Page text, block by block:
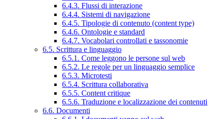
6.4.3. Flussi di interazione
6.4.4. Sistemi di navigazione
6.4.5. Tipologie di contenuto (content type)
6.4.6. Ontologie e standard
6.4.7. Vocabolari controllati e tassonomie
6.5. Scrittura e linguaggio
6.5.1. Come leggono le persone sul web
6.5.2. Le regole per un linguaggio semplice
6.5.3. Microtesti
6.5.4. Scrittura collaborativa
6.5.5. Content critique
6.5.6. Traduzione e localizzazione dei contenuti
6.6. Documenti